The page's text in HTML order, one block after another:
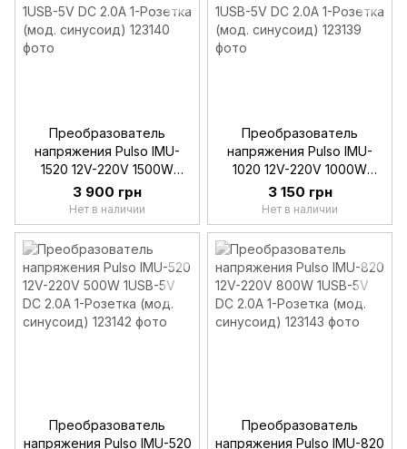
Преобразователь
напряжения Pulso IMU-
1520 12V-220V 1500W
1USB-5V DC 2.0A 1-Розетка
(мод. синусоид)
3 900 грн
Нет в наличии
Преобразователь
напряжения Pulso IMU-
1020 12V-220V 1000W
1USB-5V DC 2.0A 1-Розетка
(мод. синусоид)
3 150 грн
Нет в наличии
Преобразователь
напряжения Pulso IMU-520
Преобразователь
напряжения Pulso IMU-820